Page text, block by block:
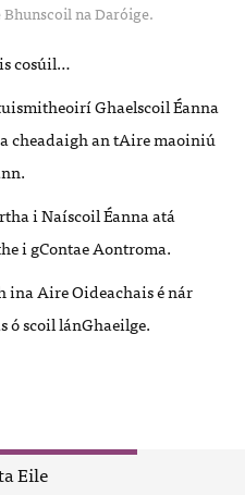
na Daróige.
cosúil…
Ghaelscoil Éanna
cheadaigh an tAire maoiniú
i Naíscoil Éanna atá
i gContae Aontroma.
ina Aire Oideachais é nár
ó scoil lánGhaeilge.
Eile